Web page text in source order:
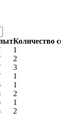
Количество
1
2
3
1
1
2
1
2